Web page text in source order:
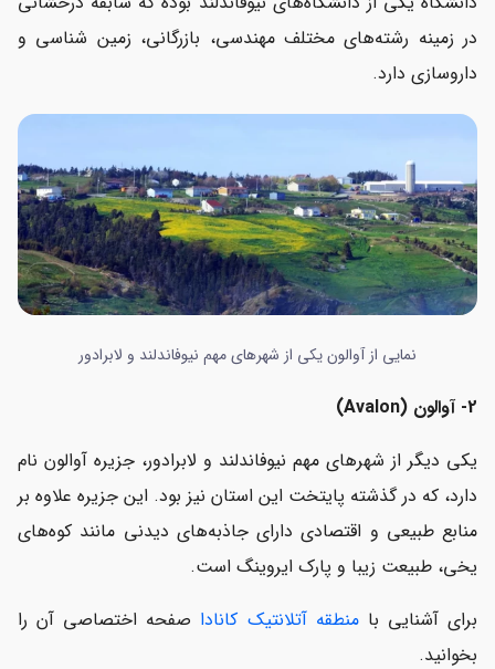
در زمینه رشته‌های مختلف مهندسی، بازرگانی، زمین شناسی و
داروسازی دارد.
نمایی از آوالون یکی از شهرهای مهم نیوفاندلند و لابرادور
2- آوالون (Avalon)
یکی دیگر از شهرهای مهم نیوفاندلند و لابرادور، جزیره آوالون نام
دارد، که در گذشته پایتخت این استان نیز بود. این جزیره علاوه بر
منابع طبیعی و اقتصادی دارای جاذبه‌های دیدنی مانند کوه‌های
یخی، طبیعت زیبا و پارک ایروینگ است.
برای آشنایی بامنطقه آتلانتیک کانادا صفحه اختصاصی آن را
بخوانید.